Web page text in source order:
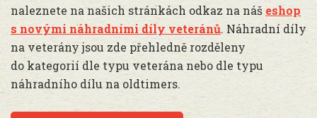
naleznete na našich stránkách odkaz na náš eshop
s novými náhradními díly veteránů. Náhradní díly
na veterány jsou zde přehledně rozděleny
do kategorií dle typu veterána nebo dle typu
náhradního dílu na oldtimers.